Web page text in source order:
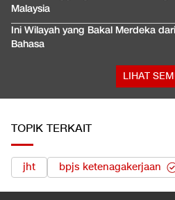
Malaysia
Ini Wilayah yang Bakal Merdeka
Bahasa
LIHAT
TOPIK TERKAIT
jht bpjs ketenagakerjaan